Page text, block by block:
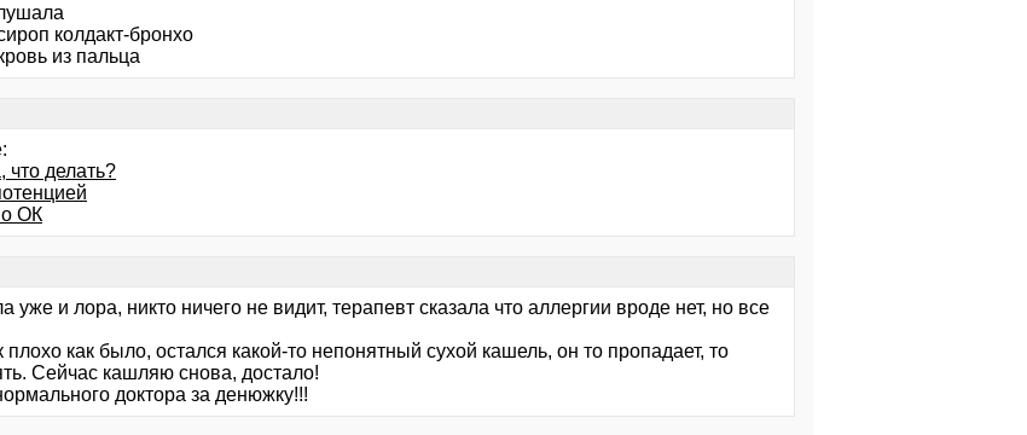
колдакт-бронхо
из пальца
что делать?
ОК
уже и лора, никто ничего не видит, терапевт сказала что аллергии вроде нет, но все
плохо как было, остался какой-то непонятный сухой кашель, он то пропадает, то
Сейчас кашляю снова, достало!
доктора за денюжку!!!